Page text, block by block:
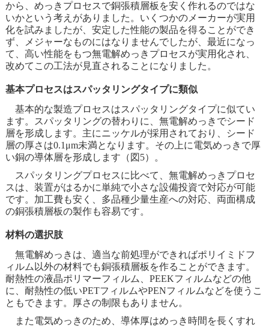
から、めっきプロセスで銅張積層板を安く作れるのではな
いかという考えがありました。いくつかのメーカーが実用
化を試みましたが、安定した性能の製品を得ることができ
ず、メジャーなものにはなりませんでしたが、最近になっ
て、高い性能をもつ無電解めっきプロセスが実用化され、
改めてこの工法が見直されることになりました。
基本プロセスはスパッタリングタイプに類似
基本的な製造プロセスはスパッタリングタイプに似てい
ます。スパッタリングの替わりに、無電解めっきでシード
層を形成します。主にニッケルが採用されており、シード
層の厚さは0.1μm未満となります。その上に電気めっきで厚
い銅の導体層を形成します（図5）。
スパッタリングプロセスに比べて、無電解めっきプロセ
スは、装置がはるかに単純で小さな設備投資で対応が可能
です。加工費も安く、多品種少量生産への対応、両面構成
の銅張積層板の製作も容易です。
材料の選択肢
無電解めっきは、適当な前処理ができればポリイミドフ
ィルム以外の材料でも銅張積層板を作ることができます。
耐熱性の液晶ポリマーフィルム、PEEKフィルムなどの他
に、耐熱性の低いPETフィルムやPENフィルムなどを使うこ
ともできます。厚さの制限もありません。
また電気めっきのため、導体厚はめっき時間を長くすれ